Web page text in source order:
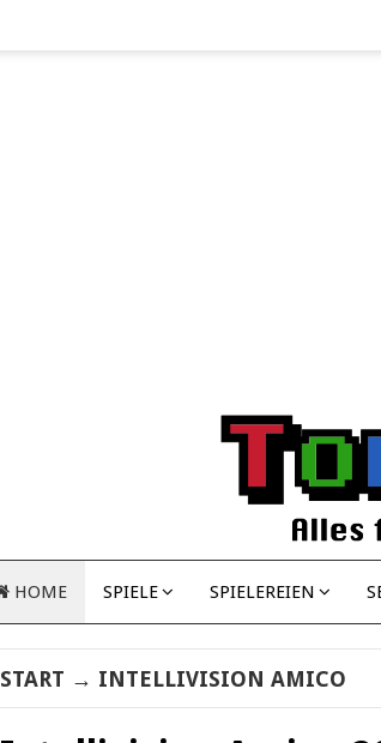
HOME SPIELE SPIELEREIEN
START → INTELLIVISION AMICO